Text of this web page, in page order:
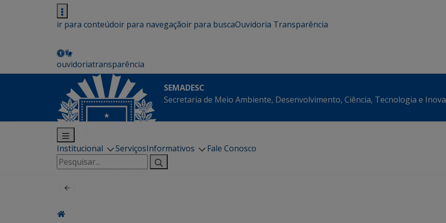
ir para conteúdoir para navegaçãoir para buscaOuvidoria Transparência
ouvidoriatransparência
SEMADESC
Secretaria de Meio Ambiente, Desenvolvimento, Ciência, Tecnologia e
Institucional ServiçosInformativos
Fale Conosco
Pesquisar
por: